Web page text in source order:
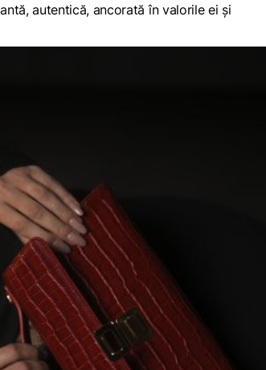
autentică, ancorată în valorile ei și